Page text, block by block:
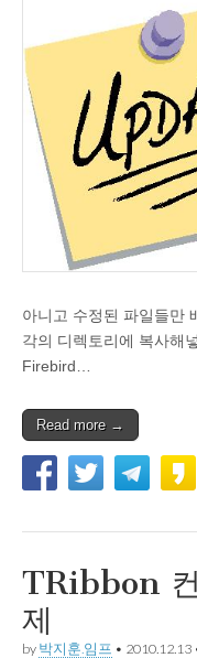
아니고 수정된 파일들만
각의 디렉토리에 복사해
Firebird…
Read more →
TRibbon
제
by 박지훈.임프 • 2010.12.13